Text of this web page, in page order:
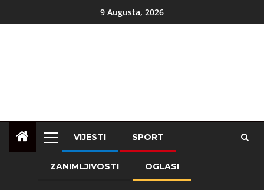
9 Augusta, 2026
VIJESTI SPORT
ZANIMLJIVOSTI OGLASI